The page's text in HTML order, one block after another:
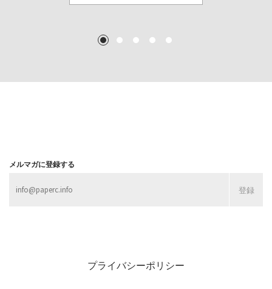
MORE
MORE
1 2 3 4 5
メルマガに登録する
プライバシーポリシー